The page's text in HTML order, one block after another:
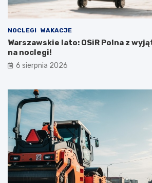
NOCLEGI WAKACJE
Warszawskie lato: OSiR Polna z
na noclegi!
6 sierpnia 2026